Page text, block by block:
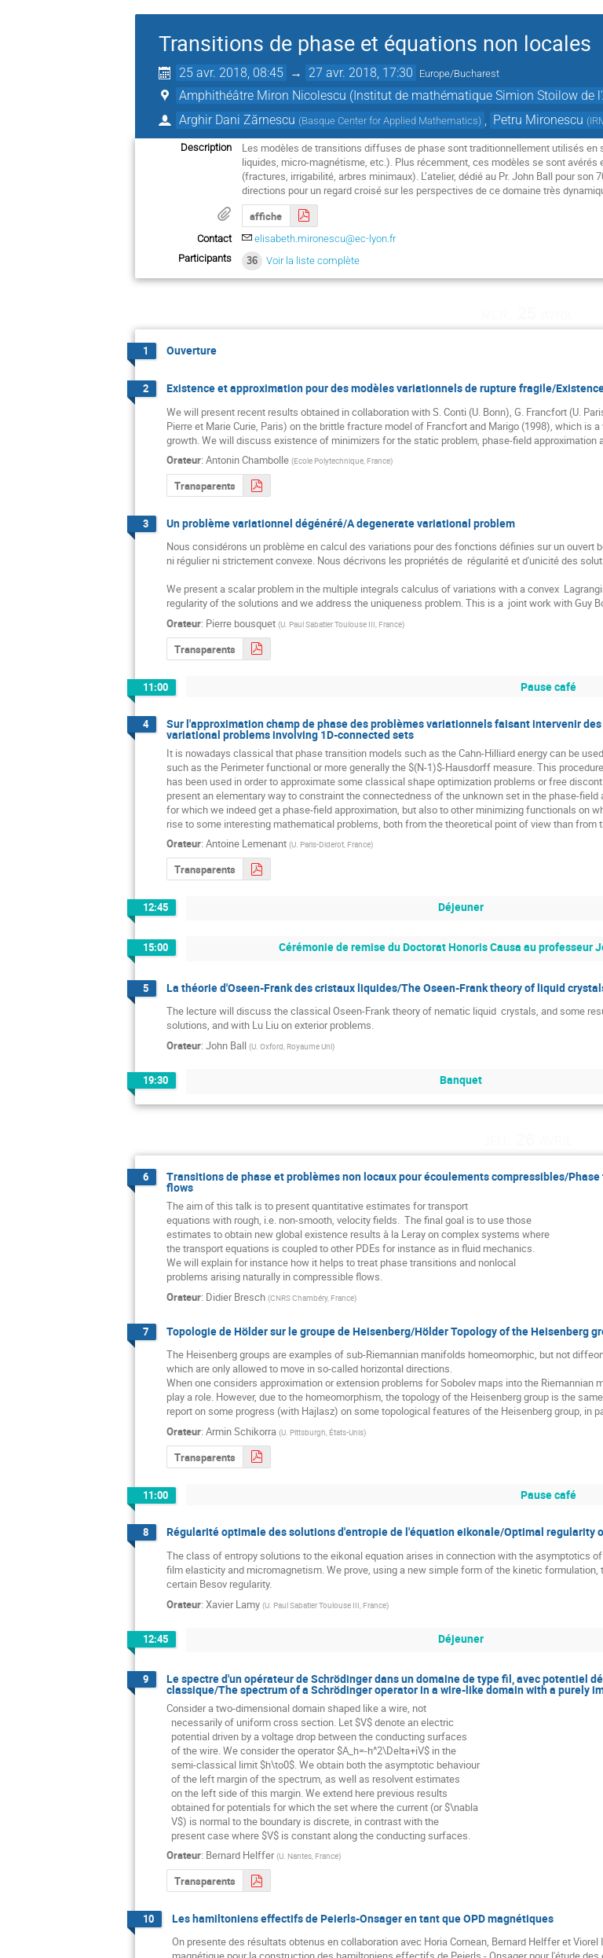
Transitions de phase et équations non locales
25 avr. 2018, 08:45 → 27 avr. 2018, 17:30 Europe/Bucharest
Amphithéâtre Miron Nicolescu (Institut de mathématique Simion Stoilow de
Arghir Dani Zărnescu (Basque Center for Applied Mathematics) Petru Mironescu (
Description
Les modèles de transitions diffuses de phase sont traditionnellement utilisés
liquides, micro-magnétisme, etc.). Plus récemment, ces modèles se sont
(fractures, irrigabilité, arbres minimaux). L’atelier, dédié au Pr. John Ball pour
directions pour un regard croisé sur les perspectives de ce domaine très
affiche
Contact
elisabeth.mironescu@ec-lyon.fr
Participants
36 Voir la liste complète
1 Ouverture
2 Existence et approximation pour des modèles variationnels de rupture fragile/
We will present recent results obtained in collaboration with S. Conti (U. Bonn), G. Francfort (U.
Pierre et Marie Curie, Paris) on the brittle fracture model of Francfort and Marigo (1998), which is
growth. We will discuss existence of minimizers for the static problem, phase-field approximation
Orateur: Antonin Chambolle (Ecole Polytechnique, France)
Transparents
3 Un problème variationnel dégénéré/A degenerate variational problem
Nous considérons un problème en calcul des variations pour des fonctions définies sur un ouvert
ni régulier ni strictement convexe. Nous décrivons les propriétés de  régularité et d'unicité des
We present a scalar problem in the multiple integrals calculus of variations with a convex
regularity of the solutions and we address the uniqueness problem. This is a  joint work with Guy
Orateur: Pierre bousquet (U. Paul Sabatier Toulouse III, France)
Transparents
11:00 Pause café
4 Sur l'approximation champ de phase des problèmes variationnels faisant intervenir
variational problems involving 1D-connected sets
It is nowadays classical that phase transition models such as the Cahn-Hilliard energy can be
such as the Perimeter functional or more generally the $(N-1)$-Hausdorff measure. This
has been used in order to approximate some classical shape optimization problems or free
present an elementary way to constraint the connectedness of the unknown set in the phase-
for which we indeed get a phase-field approximation, but also to other minimizing functionals on
rise to some interesting mathematical problems, both from the theoretical point of view than from
Orateur: Antoine Lemenant (U. Paris-Diderot, France)
Transparents
12:45 Déjeuner
15:00 Cérémonie de remise du Doctorat Honoris Causa au professeur
5 La théorie d'Oseen-Frank des cristaux liquides/The Oseen-Frank theory of liquid
The lecture will discuss the classical Oseen-Frank theory of nematic liquid  crystals, and some
solutions, and with Lu Liu on exterior problems.
Orateur: John Ball (U. Oxford, Royaume Uni)
19:30 Banquet
6 Transitions de phase et problèmes non locaux pour écoulements compressibles/
flows
The aim of this talk is to present quantitative estimates for transport
equations with rough, i.e. non-smooth, velocity fields.  The final goal is to use those
estimates to obtain new global existence results à la Leray on complex systems where
the transport equations is coupled to other PDEs for instance as in fluid mechanics.
We will explain for instance how it helps to treat phase transitions and nonlocal
problems arising naturally in compressible flows.
Orateur: Didier Bresch (CNRS Chambéry, France)
7 Topologie de Hölder sur le groupe de Heisenberg/Hölder Topology of the Heisenberg
The Heisenberg groups are examples of sub-Riemannian manifolds homeomorphic, but not
which are only allowed to move in so-called horizontal directions.
When one considers approximation or extension problems for Sobolev maps into the
play a role. However, due to the homeomorphism, the topology of the Heisenberg group is the
report on some progress (with Hajlasz) on some topological features of the Heisenberg group, in
Orateur: Armin Schikorra (U. Pittsburgh, États-Unis)
Transparents
11:00 Pause café
8 Régularité optimale des solutions d'entropie de l'équation eikonale/Optimal regularity
The class of entropy solutions to the eikonal equation arises in connection with the asymptotics
film elasticity and micromagnetism. We prove, using a new simple form of the kinetic
certain Besov regularity.
Orateur: Xavier Lamy (U. Paul Sabatier Toulouse III, France)
12:45 Déjeuner
9 Le spectre d'un opérateur de Schrödinger dans un domaine de type fil, avec potentiel
classique/The spectrum of a Schrödinger operator in a wire-like domain with a purely
Consider a two-dimensional domain shaped like a wire, not
  present case where $V$ is constant along the conducting surfaces.
Orateur: Bernard Helffer (U. Nantes, France)
Transparents
10 Les hamiltoniens effectifs de Peierls-Onsager en tant que OPD magnétiques
On presente des résultats obtenus en collaboration avec Horia Cornean, Bernard Helffer et